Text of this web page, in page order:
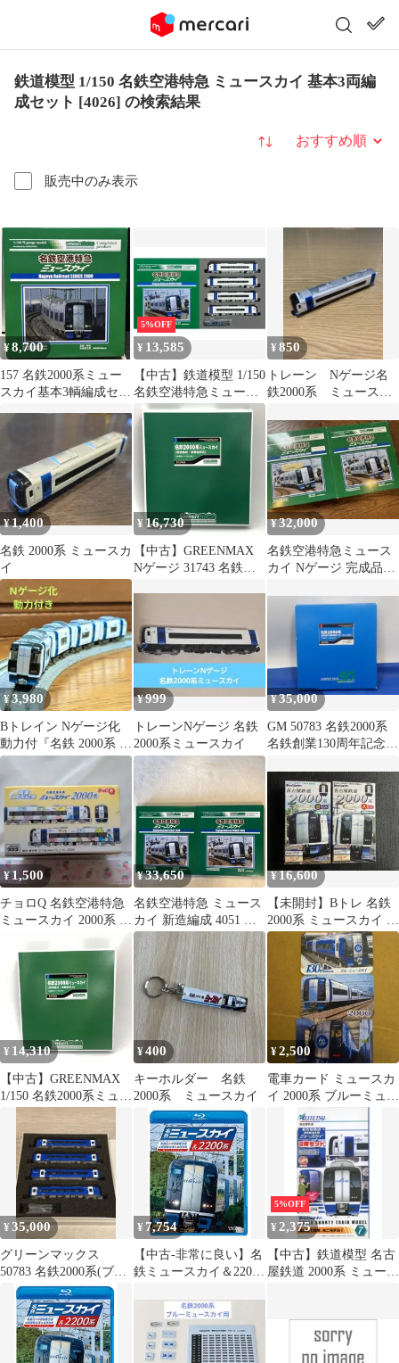
鉄道模型 1/150 名鉄空港特急 ミュースカイ 基本3両編
成セット [4026] の検索結果
販売中のみ表示
並び替え
¥8,700
157 名鉄2000系ミュー
スカイ基本3輌編成セッ
5%OFF
¥ 13,585
【中古】鉄道模型 1/150
名鉄空港特急ミュース
カイ新造編成増結4輛編
成セット(動力無し)
[4052]
¥850
トレーン Nゲージ名
鉄2000系 ミュースカ
¥1,400
名鉄 2000系 ミュースカ
イ
¥ 16,730
【中古】GREENMAX
Nゲージ 31743 名鉄
し) 鉄道模型【難あ
り】[10]
¥32,000
名鉄空港特急ミュース
カイ Nゲージ 完成品セ
¥3,980
Bトレイン Nゲージ化
動力付『名鉄 2000系 ミ
ュースカイ』4 両
¥999
トレーンNゲージ 名鉄
2000系ミュースカイ
¥35,000
GM 50783 名鉄2000系
名鉄創業130周年記念
¥ 1,500
チョロQ 名鉄空港特急
ミュースカイ 2000系 開
¥33,650
名鉄空港特急 ミュース
カイ 新造編成 4051 基
本4輌編成セット 動力
付き 4052 増結4輌編成
セット 動力無し 鉄道模
型 Nゲージ ジオラマ 電
¥16,600
【未開封】Bトレ 名鉄
2000系 ミュースカイ A
セット＋Bセット 4両⁠
¥ 14,310
【中古】GREENMAX
1/150 名鉄2000系ミュー
選択式)4両編成セット /
※天面接着跡あり、3車
両目両貫通扉着色あ
り、説明書無し[10]
¥400
キーホルダー 名鉄
2000系 ミュースカイ
¥2,500
電車カード ミュースカ
イ 2000系 ブルーミュー
スカイ3種
¥35,000
グリーンマックス
50783 名鉄2000系(ブル
ーミュースカイ)4両編
成セット
¥ 7,754
【中古-非常に良い】名
鉄ミュースカイ＆2200
空港 / 中部国際空港〜
名鉄岐阜
5%OFF
¥ 2,375
【中古】鉄道模型 名古
屋鉄道 2000系 ミュース
シリーズNo.7